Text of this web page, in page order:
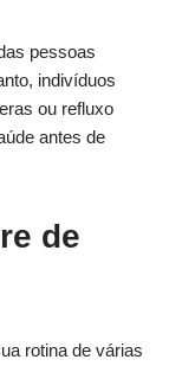
pessoas
indivíduos
ou refluxo
antes de
de
rotina de várias